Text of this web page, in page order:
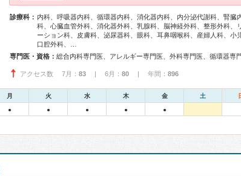
診療科： 内科、呼吸器内科、循環器内科、消化器内科、内分泌代謝科、腎臓
科、心臓血管外科、消化器外科、乳腺科、脳神経外科、整形外科、
ーション科、皮膚科、泌尿器科、眼科、耳鼻咽喉科、産婦人科、小
口腔外科、…
専門医・資格：
アクセス数 7月： 83 | 6月： 80 | 年間： 896
月 火 水 木 金 土
● ● ● ● ●